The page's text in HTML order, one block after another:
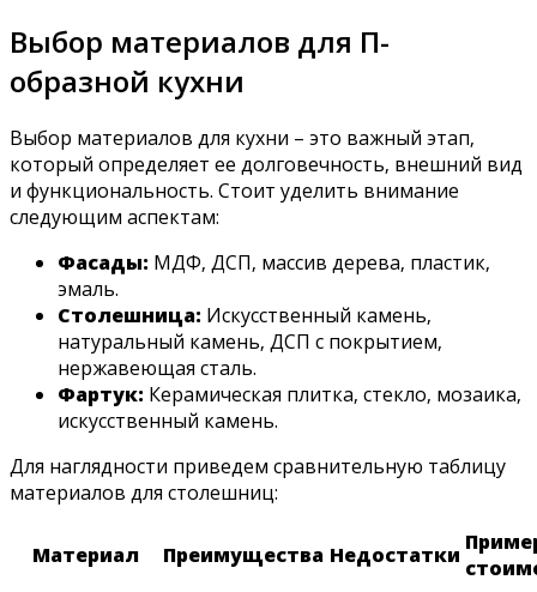
Выбор материалов для П-
образной кухни
Выбор материалов для кухни – это важный этап‚
который определяет ее долговечность‚ внешний вид
и функциональность. Стоит уделить внимание
следующим аспектам:
Фасады: МДФ‚ ДСП‚ массив дерева‚ пластик‚
эмаль.
Столешница: Искусственный камень‚
натуральный камень‚ ДСП с покрытием‚
нержавеющая сталь.
Фартук: Керамическая плитка‚ стекло‚ мозаика‚
искусственный камень.
Для наглядности приведем сравнительную таблицу
материалов для столешниц:
Материал Преимущества Недостатки